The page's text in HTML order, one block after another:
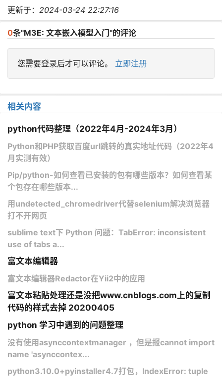
更新于： 2024-03-24 22:27:16
0条"M3E: 文本嵌入模型入门"的评论
您需要登录后才可以评论。 立即注册
相关内容
python代码整理（2022年4月-2024年3月）
Python和PHP获取百度url跳转的真实地址代码（2022年4
月实测有效）
Pip/python-如何查看已安装的包有哪些版本？如何查看某
个包存在哪些版本...
用undetected_chromedriver代替selenium解决浏览器
打不开网页
sublime text下 Python 问题：TabError: inconsistent
use of tabs a...
富文本编辑器
富文本编辑器Redactor在Yii2中的应用
富文本粘贴处理还是没把www.cnblogs.com上的复制
代码的样式去掉 20200405
python 学习中遇到的问题整理
没有使用asynccontextmanager ，但是报cannot import
name 'asynccontex...
python3.10.0+pyinstaller4.7打包，IndexError: tuple